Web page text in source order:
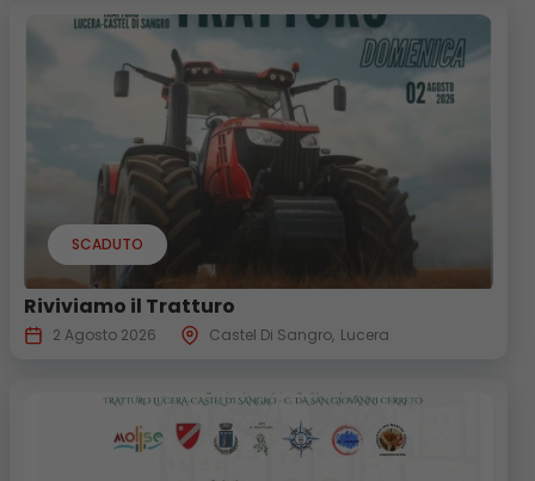
SCADUTO
Riviviamo il Tratturo
2 Agosto 2026 Castel Di Sangro Lucera